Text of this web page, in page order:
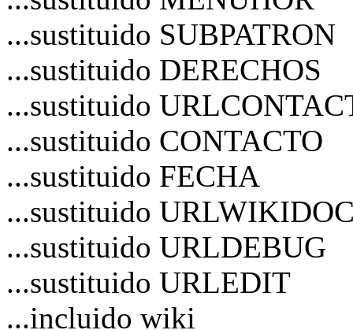
...sustituido SUBPATRON
...sustituido DERECHOS
...sustituido
...sustituido CONTACTO
...sustituido FECHA
...sustituido
...sustituido URLDEBUG
...sustituido URLEDIT
...incluido wiki